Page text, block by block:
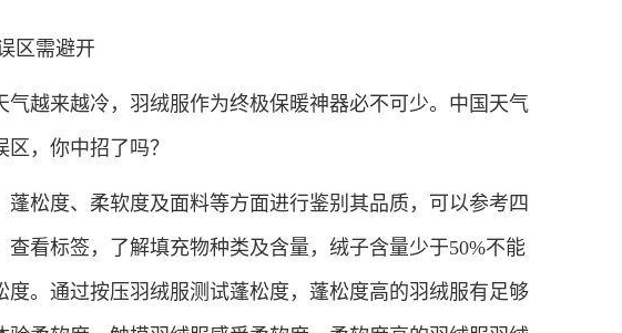
区需避开
越来越冷，羽绒服作为终极保暖神器必不可少。中国天气
，你中招了吗？
度、柔软度及面料等方面进行鉴别其品质，可以参考四
看标签，了解填充物种类及含量，绒子含量少于50%不能
度。通过按压羽绒服测试蓬松度，蓬松度高的羽绒服有足够